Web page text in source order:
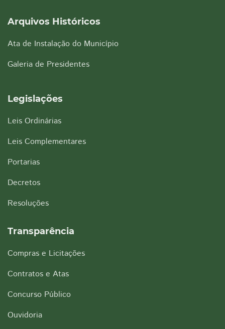
Arquivos Históricos
Ata de Instalação do Município
Galeria de Presidentes
Legislações
Leis Ordinárias
Leis Complementares
Portarias
Decretos
Resoluções
Transparência
Compras e Licitações
Contratos e Atas
Concurso Público
Ouvidoria